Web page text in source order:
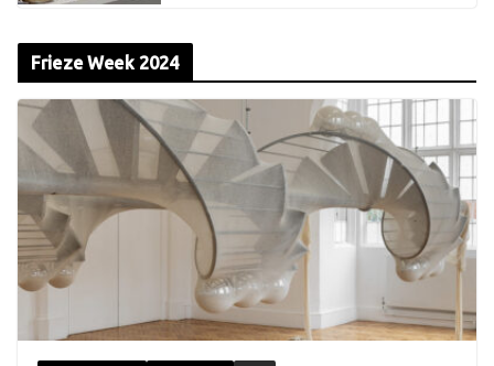
Frieze Week 2024